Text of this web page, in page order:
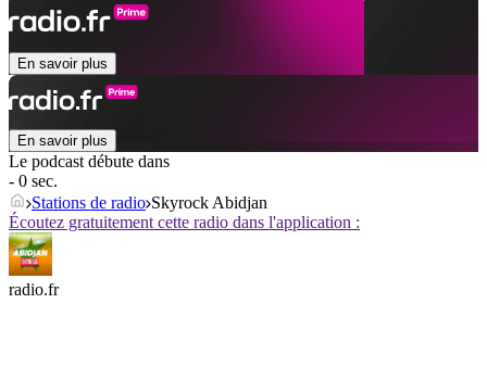
En savoir plus
En savoir plus
Le podcast débute dans
- 0 sec.
Stations de radio Skyrock Abidjan
Écoutez gratuitement cette radio dans l'application :
radio.fr